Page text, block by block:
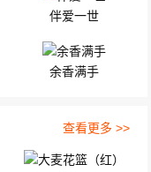
伴爱一世
余香满手
查看更多 >>